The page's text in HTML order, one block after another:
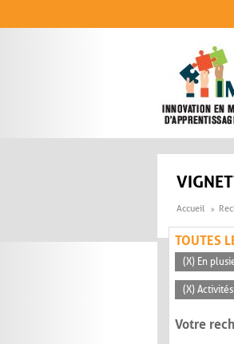
Accueil
TOUTES
(X) En
(X)
Votre